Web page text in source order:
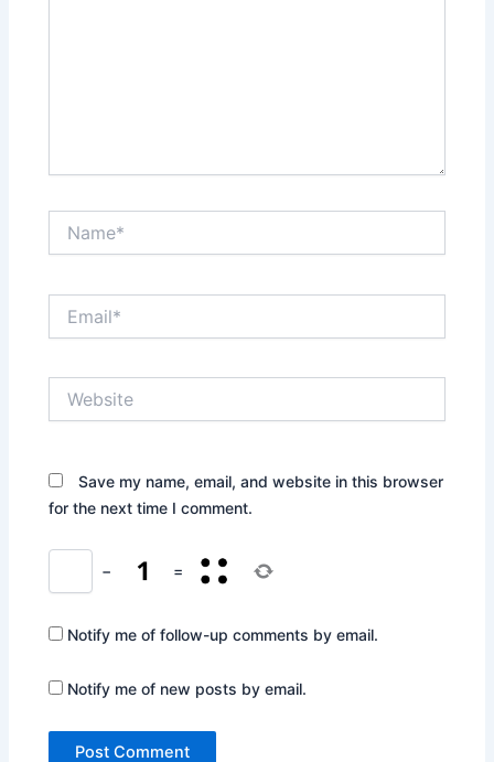
Save my name, email, and website in this browser
for the next time I comment.
− =
Notify me of follow-up comments by email.
Notify me of new posts by email.